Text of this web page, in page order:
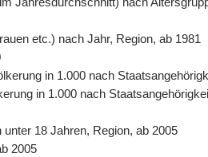
etc.) nach Jahr, Region, ab 1981
in 1.000 nach
in 1.000 nach
18 Jahren, Region, ab 2005
2005